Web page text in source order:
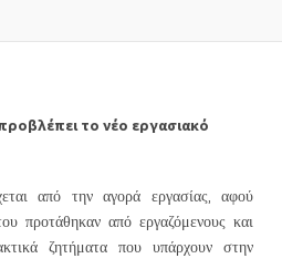
το νέο εργασιακό
από την αγορά εργασίας, αφού
προτάθηκαν από εργαζόμενους και
ζητήματα που υπάρχουν στην